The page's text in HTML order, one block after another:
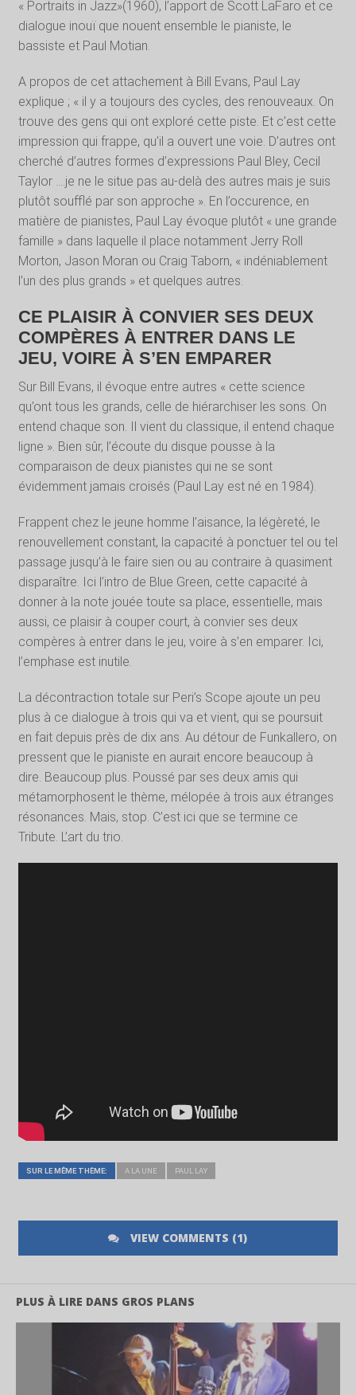
« Portraits in Jazz»(1960), l’apport de Scott LaFaro et ce
dialogue inouï que nouent ensemble le pianiste, le
bassiste et Paul Motian.
A propos de cet attachement à Bill Evans, Paul Lay
explique ; « il y a toujours des cycles, des renouveaux. On
trouve des gens qui ont exploré cette piste. Et c’est cette
impression qui frappe, qu’il a ouvert une voie. D’autres ont
cherché d’autres formes d’expressions Paul Bley, Cecil
Taylor ….je ne le situe pas au-delà des autres mais je suis
plutôt soufflé par son approche ». En l’occurence, en
matière de pianistes, Paul Lay évoque plutôt « une grande
famille » dans laquelle il place notamment Jerry Roll
Morton, Jason Moran ou Craig Taborn, « indéniablement
l’un des plus grands » et quelques autres.
CE PLAISIR À CONVIER SES DEUX
COMPÈRES À ENTRER DANS LE
JEU, VOIRE À S’EN EMPARER
Sur Bill Evans, il évoque entre autres « cette science
qu’ont tous les grands, celle de hiérarchiser les sons. On
entend chaque son. Il vient du classique, il entend chaque
ligne ». Bien sûr, l’écoute du disque pousse à la
comparaison de deux pianistes qui ne se sont
évidemment jamais croisés (Paul Lay est né en 1984).
Frappent chez le jeune homme l’aisance, la légèreté, le
renouvellement constant, la capacité à ponctuer tel ou tel
passage jusqu’à le faire sien ou au contraire à quasiment
disparaître. Ici l’intro de Blue Green, cette capacité à
donner à la note jouée toute sa place, essentielle, mais
aussi, ce plaisir à couper court, à convier ses deux
compères à entrer dans le jeu, voire à s’en emparer. Ici,
l’emphase est inutile.
La décontraction totale sur Peri’s Scope ajoute un peu
plus à ce dialogue à trois qui va et vient, qui se poursuit
en fait depuis près de dix ans. Au détour de Funkallero, on
pressent que le pianiste en aurait encore beaucoup à
dire. Beaucoup plus. Poussé par ses deux amis qui
métamorphosent le thème, mélopée à trois aux étranges
résonances. Mais, stop. C’est ici que se termine ce
Tribute. L’art du trio.
SUR LE MÊME THÈME: A LA UNE PAUL LAY
VIEW COMMENTS (1)
PLUS À LIRE DANS GROS PLANS